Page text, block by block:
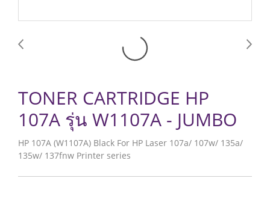
TONER CARTRIDGE HP
107A รุ่น W1107A - JUMBO
HP 107A (W1107A) Black For HP Laser 107a/ 107w/ 135a/
135w/ 137fnw Printer series